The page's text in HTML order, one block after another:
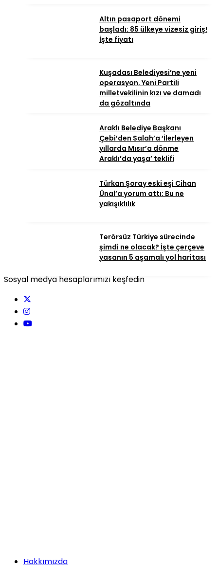
Altın pasaport dönemi
başladı: 85 ülkeye vizesiz giriş!
İşte fiyatı
Kuşadası Belediyesi’ne yeni
operasyon. Yeni Partili
milletvekilinin kızı ve damadı
da gözaltında
Araklı Belediye Başkanı
Çebi’den Salah’a ‘İlerleyen
yıllarda Mısır’a dönme
Araklı’da yaşa’ teklifi
Türkan Şoray eski eşi Cihan
Ünal’a yorum attı: Bu ne
yakışıklılık
Terörsüz Türkiye sürecinde
şimdi ne olacak? İşte çerçeve
yasanın 5 aşamalı yol haritası
Sosyal medya hesaplarımızı keşfedin
Hakkımızda